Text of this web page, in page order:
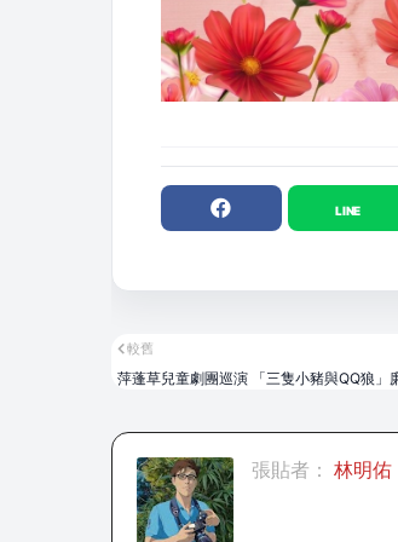
較舊
萍蓬草兒童劇團巡演 「三隻小豬與QQ狼」
張貼者： 林明佑